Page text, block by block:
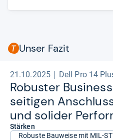
Unser Fazit
21.10.2025 Dell Pro 14
Robus­ter
sei­ti­gen
und soli­der
Stärken
Robuste Bauweise mit MIL-